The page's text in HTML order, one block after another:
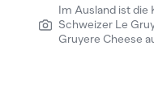
Im Ausland ist die
Schweizer Le
Gruyere Cheese